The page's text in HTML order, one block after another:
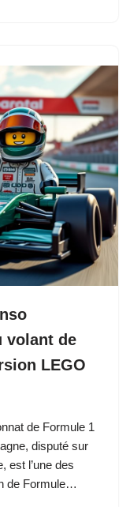
volant de
LEGO
de Formule 1
disputé sur
est l’une des
de Formule…